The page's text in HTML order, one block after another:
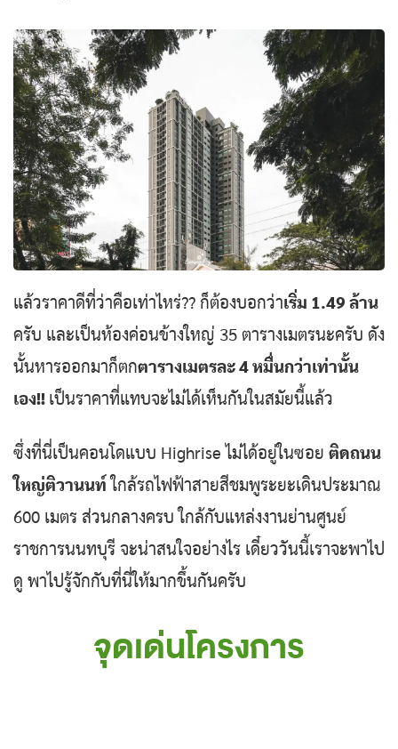
แล้วราคาดีที่ว่าคือเท่าไหร่?? ก็ต้องบอกว่าเริ่ม 1.49 ล้าน
ครับ และเป็นห้องค่อนข้างใหญ่ 35 ตารางเมตรนะครับ ดัง
นั้นหารออกมาก็ตกตารางเมตรละ 4 หมื่นกว่าเท่านั้น
เอง!! เป็นราคาที่แทบจะไม่ได้เห็นกันในสมัยนี้แล้ว
ซึ่งที่นี่เป็นคอนโดแบบ Highrise ไม่ได้อยู่ในซอย ติดถนน
ใหญ่ติวานนท์ ใกล้รถไฟฟ้าสายสีชมพูระยะเดินประมาณ
600 เมตร ส่วนกลางครบ ใกล้กับแหล่งงานย่านศูนย์
ราชการนนทบุรี จะน่าสนใจอย่างไร เดี๋ยววันนี้เราจะพาไป
ดู พาไปรู้จักกับที่นี่ให้มากขึ้นกันครับ
จุดเด่นโครงการ